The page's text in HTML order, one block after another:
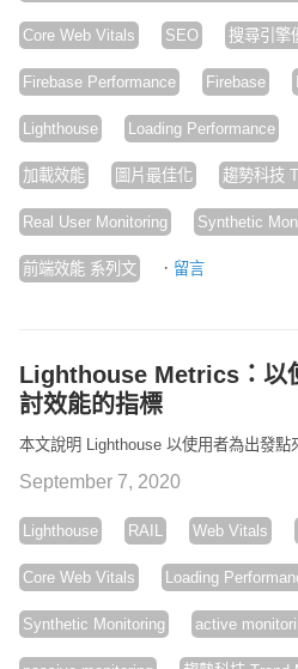
Core Web Vitals SEO 搜尋引擎
Firebase Performance Firebase
Lighthouse Loading Performance
加載效能 圖片最佳化 趨勢科技
Real User Monitoring Synthetic
前端效能 系列文 · 留言
Lighthouse Metrics：以
討效能的指標
本文說明 Lighthouse 以使用者為出發點
September 7, 2020
Lighthouse RAIL Web Vitals
Core Web Vitals Loading
Synthetic Monitoring active